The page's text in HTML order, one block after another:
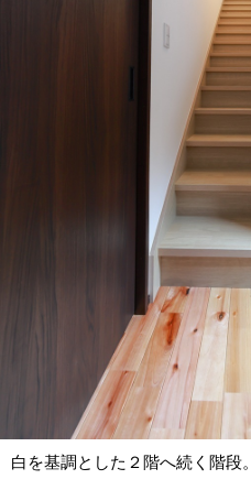
白を基調とした２階へ続く階段。